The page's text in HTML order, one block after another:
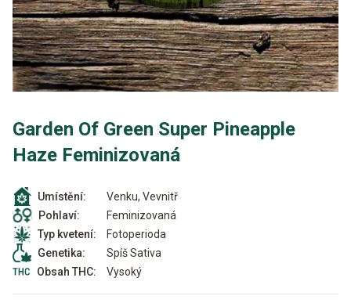
Garden Of Green Super Pineapple
Haze Feminizovaná
Umístění:
Venku, Vevnitř
Pohlaví:
Feminizovaná
Typ kvetení:
Fotoperioda
Genetika:
Spíš Sativa
Obsah THC:
Vysoký